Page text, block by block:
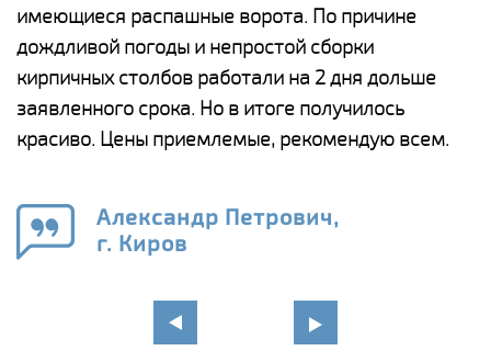
имеющиеся распашные ворота. По причине
дождливой погоды и непростой сборки
кирпичных столбов работали на 2 дня дольше
заявленного срока. Но в итоге получилось
красиво. Цены приемлемые, рекомендую всем.
Александр Петрович,
г. Киров